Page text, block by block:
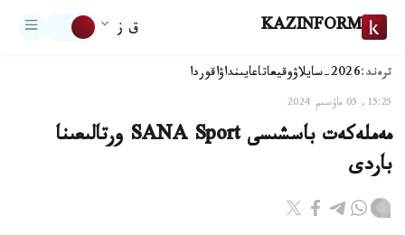
KAZINFORM ق ز
ترەند:2026-سايلاۋ وقيعاتاعايىنداۋاقوردا
15:25, 05 ماۋسىم 2024
مەملەكەت باسشىسى SANA Sport ورتالىعىنا
باردى